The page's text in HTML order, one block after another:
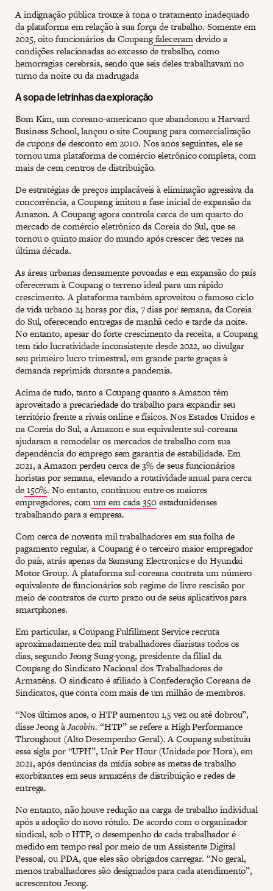
A indignação pública trouxe à tona o tratamento inadequado
da plataforma em relação à sua força de trabalho. Somente em
2025, oito funcionários da Coupangfaleceramdevido a
condições relacionadas ao excesso de trabalho, como
hemorragias cerebrais, sendo que seis deles trabalhavam no
turno da noite ou da madrugada
A sopa de letrinhas da exploração
Bom Kim, um coreano-americano que abandonou a Harvard
Business School, lançou o site Coupang para comercialização
de cupons de desconto em 2010. Nos anos seguintes, ele se
tornou uma plataforma de comércio eletrônico completa, com
mais de cem centros de distribuição.
De estratégias de preços implacáveis à eliminação agressiva da
concorrência, a Coupang imitou a fase inicial de expansão da
Amazon. A Coupang agora controla cerca de um quarto do
mercado de comércio eletrônico da Coreia do Sul, que se
tornou o quinto maior do mundo após crescer dez vezes na
última década.
As áreas urbanas densamente povoadas e em expansão do país
ofereceram à Coupang o terreno ideal para um rápido
crescimento. A plataforma também aproveitou o famoso ciclo
de vida urbano 24 horas por dia, 7 dias por semana, da Coreia
do Sul, oferecendo entregas de manhã cedo e tarde da noite.
No entanto, apesar do forte crescimento da receita, a Coupang
tem tido lucratividade inconsistente desde 2022, ao divulgar
seu primeiro lucro trimestral, em grande parte graças à
demanda reprimida durante a pandemia.
Acima de tudo, tanto a Coupang quanto a Amazon têm
aproveitado a precariedade do trabalho para expandir seu
território frente a rivais online e físicos. Nos Estados Unidos e
na Coreia do Sul, a Amazon e sua equivalente sul-coreana
ajudaram a remodelar os mercados de trabalho com sua
dependência do emprego sem garantia de estabilidade. Em
2021, a Amazon perdeu cerca de 3% de seus funcionários
horistas por semana, elevando a rotatividade anual para cerca
de150%. No entanto, continuou entre os maiores
empregadores, comum em cada 350estadunidenses
trabalhando para a empresa.
Com cerca de noventa mil trabalhadores em sua folha de
pagamento regular, a Coupang é o terceiro maior empregador
do país, atrás apenas da Samsung Electronics e do Hyundai
Motor Group. A plataforma sul-coreana contrata um número
equivalente de funcionários sob regime de livre rescisão por
meio de contratos de curto prazo ou de seus aplicativos para
smartphones.
Em particular, a Coupang Fulfillment Service recruta
aproximadamente dez mil trabalhadores diaristas todos os
dias, segundo Jeong Sung-yong, presidente da filial da
Coupang do Sindicato Nacional dos Trabalhadores de
Armazéns. O sindicato é afiliado à Confederação Coreana de
Sindicatos, que conta com mais de um milhão de membros.
“Nos últimos anos, o HTP aumentou 1,5 vez ou até dobrou”,
disse Jeong àJacobin. “HTP” se refere a High Performance
Throughout (Alto Desempenho Geral). A Coupang substituiu
essa sigla por “UPH”, Unit Per Hour (Unidade por Hora), em
2021, após denúncias da mídia sobre as metas de trabalho
exorbitantes em seus armazéns de distribuição e redes de
entrega.
No entanto, não houve redução na carga de trabalho individual
após a adoção do novo rótulo. De acordo com o organizador
sindical, sob o HTP, o desempenho de cada trabalhador é
medido em tempo real por meio de um Assistente Digital
Pessoal, ou PDA, que eles são obrigados carregar. “No geral,
menos trabalhadores são designados para cada atendimento”,
acrescentou Jeong.